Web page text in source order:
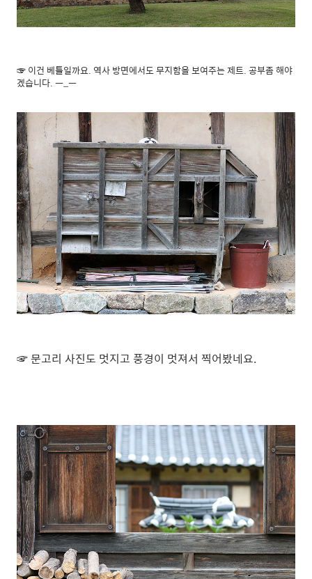
☞ 이건 베틀일까요. 역사 방면에서도 무지함을 보여주는 제트. 공부좀 해야
겠습니다. ㅡ_ㅡ
☞ 문고리 사진도 멋지고 풍경이 멋져서 찍어봤네요.